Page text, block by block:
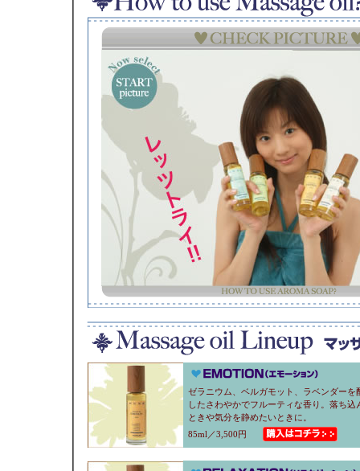
ゼラニウム、ベルガモット、ラベンダーを
したさわやかでフルーティな香り。落ち込
ときや気分を静めたいときに。
85ml／3,500円